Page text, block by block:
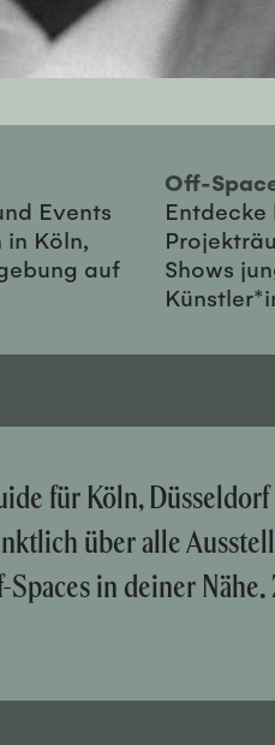
Events
in Köln,
auf
Off-
Entdecke
Shows
für Köln,
über alle
in deiner